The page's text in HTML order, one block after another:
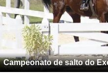
Campeonato de salto do